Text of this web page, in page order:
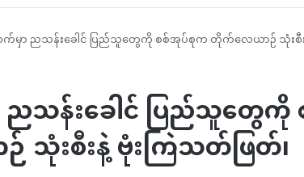
ာ ညသန်းခေါင် ပြည်သူတွေကို စစ်အုပ်စုက တိုက်လေယာဉ် သုံးစီး
သန်းခေါင် ပြည်သူတွေကို
းစီးနဲ့ ဗုံးကြဲသတ်ဖြတ်၊